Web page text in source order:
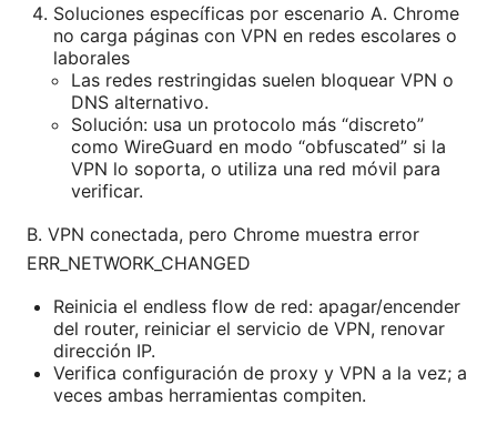
Soluciones específicas por escenario A. Chrome
no carga páginas con VPN en redes escolares o
laborales
Las redes restringidas suelen bloquear VPN o
DNS alternativo.
Solución: usa un protocolo más “discreto”
como WireGuard en modo “obfuscated” si la
VPN lo soporta, o utiliza una red móvil para
verificar.
B. VPN conectada, pero Chrome muestra error
ERR_NETWORK_CHANGED
Reinicia el endless flow de red: apagar/encender
del router, reiniciar el servicio de VPN, renovar
dirección IP.
Verifica configuración de proxy y VPN a la vez; a
veces ambas herramientas compiten.